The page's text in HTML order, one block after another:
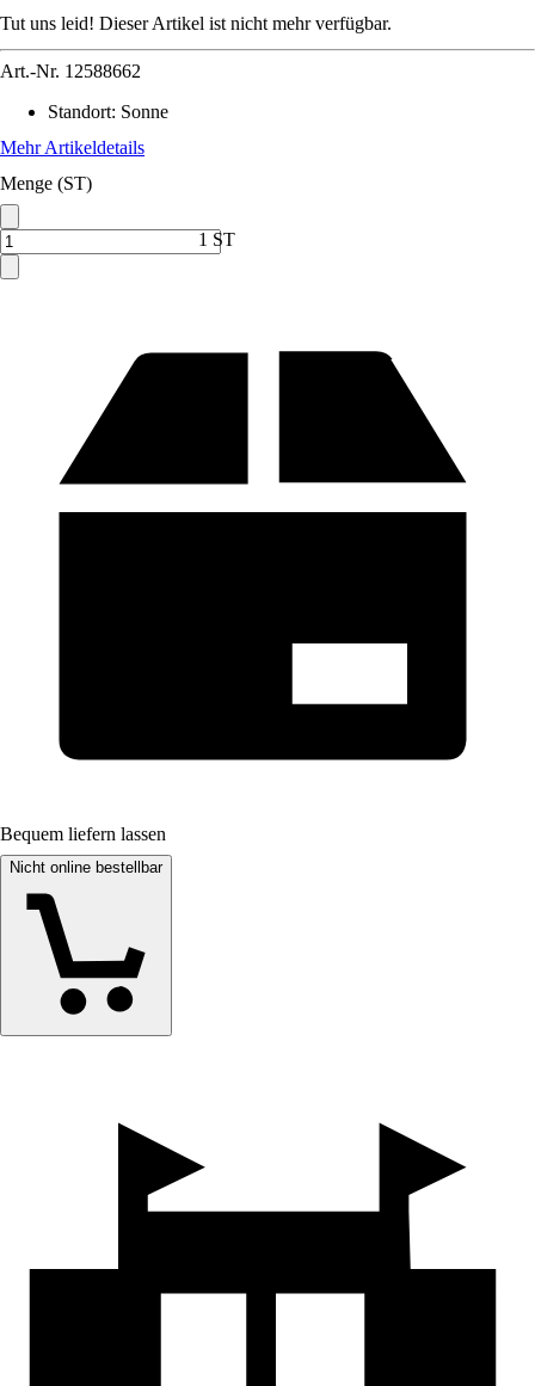
Tut uns leid! Dieser Artikel ist nicht mehr verfügbar.
Art.-Nr. 12588662
Standort: Sonne
Mehr Artikeldetails
Menge (ST)
1 ST
Bequem liefern lassen
Nicht online bestellbar